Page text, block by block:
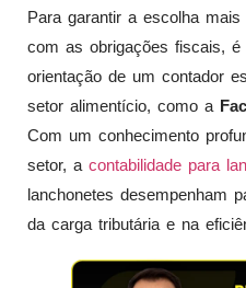
Para garantir a escolha
com as obrigações fiscais,
orientação de um contador
setor alimentício, como a
Com um conhecimento
setor, a contabilidade para
lanchonetes desempenham
da carga tributária e na